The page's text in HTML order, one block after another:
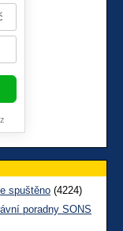
spuštěno (4224)
poradny SONS